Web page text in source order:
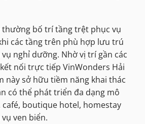
thường bố trí tầng trệt phục vụ
các tầng trên phù hợp lưu trú
nghỉ dưỡng. Nhờ vị trí gần các
nối trực tiếp VinWonders Hải
này sở hữu tiềm năng khai thác
có thể phát triển đa dạng mô
boutique hotel, homestay
ven biển.